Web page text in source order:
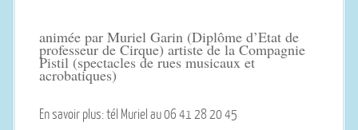
animée par Muriel Garin (Diplôme d’Etat de
professeur de Cirque) artiste de la Compagnie
Pistil (spectacles de rues musicaux et
acrobatiques)
En savoir plus: tél Muriel au 06 41 28 20 45